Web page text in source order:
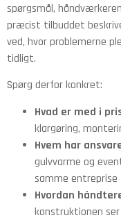
spørgsmål,
præcist tilbuddet
ved, hvor problemerne
tidligt.
Spørg derfor konkret:
Hvad er med i
klargøring,
Hvem har
gulvvarme og
samme entreprise
Hvordan
konstruktionen